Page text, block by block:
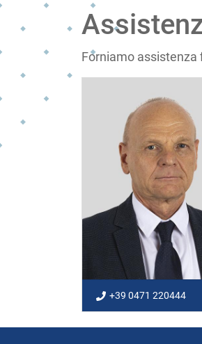
Forniamo assistenza
+39 0471 220444